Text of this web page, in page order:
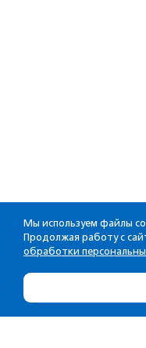
Мы используем файлы
Продолжая работу с
обработки